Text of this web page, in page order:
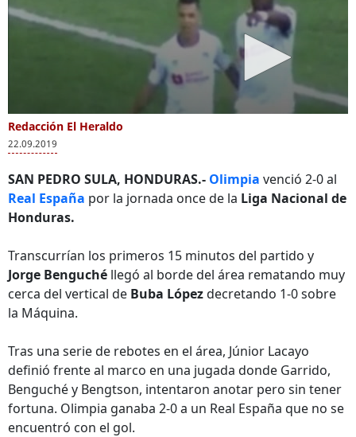
Redacción El Heraldo
22.09.2019
SAN PEDRO SULA, HONDURAS.- Olimpia venció 2-0 al
Real España por la jornada once de la Liga Nacional de
Honduras.
Transcurrían los primeros 15 minutos del partido y
Jorge Benguché llegó al borde del área rematando muy
cerca del vertical de Buba Lópezdecretando 1-0 sobre
la Máquina.
Tras una serie de rebotes en el área, Júnior Lacayo
definió frente al marco en una jugada donde Garrido,
Benguché y Bengtson, intentaron anotar pero sin tener
fortuna. Olimpia ganaba 2-0 a un Real España que no se
encuentró con el gol.